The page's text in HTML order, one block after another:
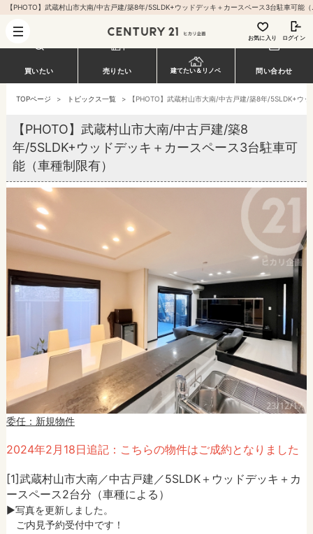
お気に入り ログイン
買いたい 売りたい 建てたい＆リノベ 問い合わせ
TOPページ > トピックス一覧 > 【PHOTO】武蔵村山市大南/中古戸建/築8年/5SLDK+
【PHOTO】武蔵村山市大南/中古戸建/築8
年/5SLDK+ウッドデッキ＋カースペース3台駐車可
能（車種制限有）
委任：新規物件
2024年2月18日追記：こちらの物件はご成約となりました
[1]武蔵村山市大南／中古戸建／5SLDK＋ウッドデッキ＋カ
ースペース2台分（車種による）
►写真を更新しました。
ご内見予約受付中です！